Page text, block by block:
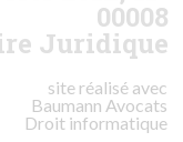
00008
Juridique
site réalisé avec
Baumann Avocats
Droit informatique